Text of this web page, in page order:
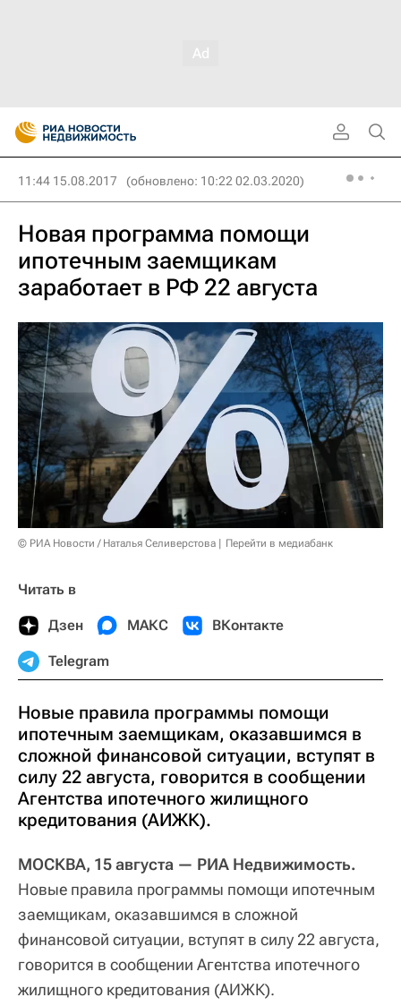
11:44 15.08.2017 (обновлено: 10:22 02.03.2020)
Новая программа помощи
ипотечным заемщикам
заработает в РФ 22 августа
© РИА Новости / Наталья Селиверстова Перейти в медиабанк
Читать в
Дзен МАКС ВКонтакте
Telegram
Новые правила программы помощи
ипотечным заемщикам, оказавшимся в
сложной финансовой ситуации, вступят в
силу 22 августа, говорится в сообщении
Агентства ипотечного жилищного
кредитования (АИЖК).
МОСКВА, 15 августа — РИА Недвижимость.
Новые правила программы помощи ипотечным
заемщикам, оказавшимся в сложной
финансовой ситуации, вступят в силу 22 августа,
говорится в сообщении Агентства ипотечного
жилищного кредитования (АИЖК).